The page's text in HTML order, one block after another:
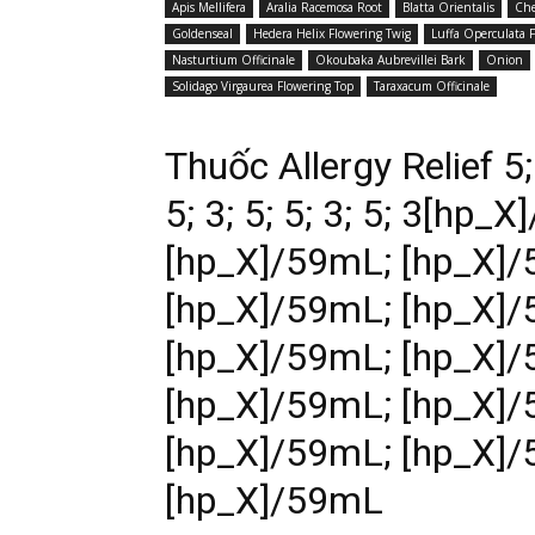
Apis Mellifera Aralia Racemosa Root Blatta Orientalis
Goldenseal
Hedera Helix Flowering Twig
Luffa Operculata
Nasturtium Officinale
Okoubaka Aubrevillei Bark
Onion
Solidago Virgaurea Flowering Top
Taraxacum Officinale
Thuốc Allergy Relief
5; 3; 5; 5; 3; 5;
[hp_X]/59mL;
[hp_X]/59mL;
[hp_X]/59mL;
[hp_X]/59mL;
[hp_X]/59mL;
[hp_X]/59mL